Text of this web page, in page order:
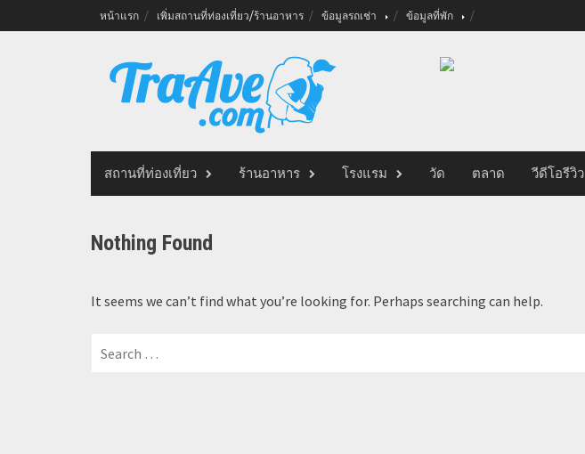
to
หน้าแรก เพิ่มสถานที่ท่องเที่ยว/ร้านอาหาร ข้อมูลรถเช่า ข้อมูลที่พัก
สถานที่ท่องเที่ยว ร้านอาหาร โรงแรม วัด ตลาด วีดีโอรีวิว
Nothing Found
It seems we can’t find what you’re looking for. Perhaps searching can help.